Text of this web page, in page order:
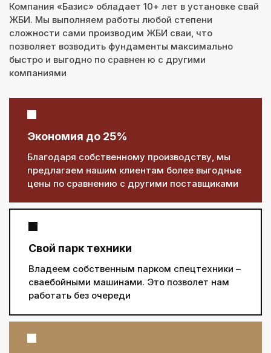
Компания «Базис» обладает 10+ лет в установке свай
ЖБИ. Мы выполняем работы любой степени
сложности сами производим ЖБИ сваи, что
позволяет возводить фундаменты максимально
быстро и выгодно по сравнен ю с другими
компаниями
Экономия до 25%
Благодаря собственному производству, мы
предлагаем нашим клиентам более выгодные
цены по сравнению с другими поставщиками
Свой парк техники
Владеем собственным парком спецтехники –
сваебойными машинами. Это позволет нам
работать без очереди